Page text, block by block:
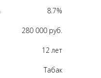
8.7%
280 000 руб.
12 лет
Табак